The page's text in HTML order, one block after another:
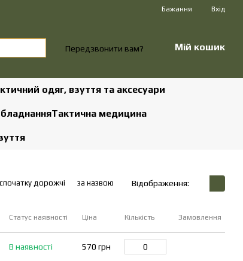
Бажання Вхід
Передзвонити вам? Мій кошик
одяг, взуття та аксесуари
Тактична медицина
спочатку дорожчі за назвою Відображення:
Статус наявності Ціна Кількість Замовлення
В наявності 570 грн